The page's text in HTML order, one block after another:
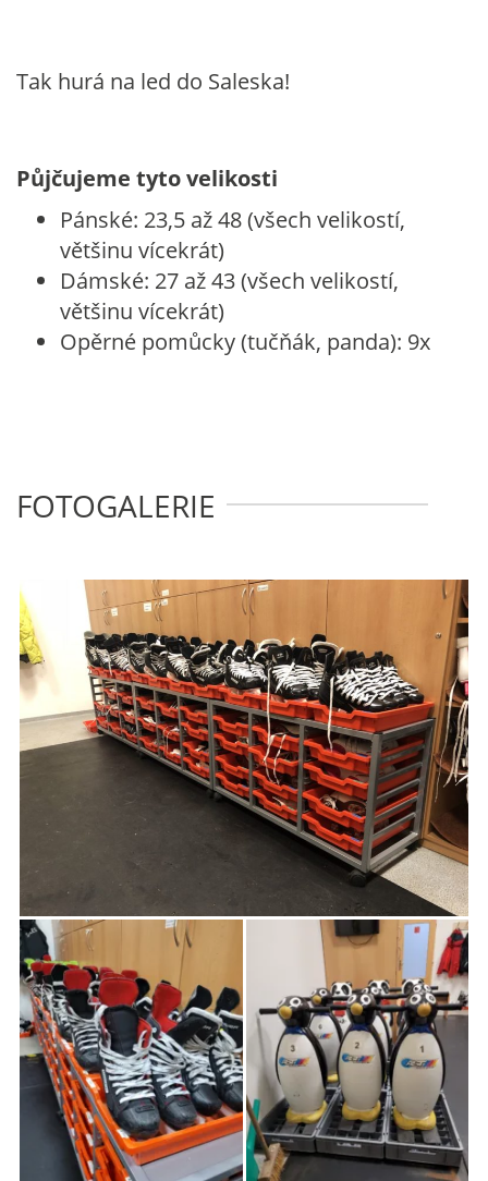
Tak hurá na led do Saleska!
Půjčujeme tyto velikosti
Pánské: 23,5 až 48 (všech velikostí,
většinu vícekrát)
Dámské: 27 až 43 (všech velikostí,
většinu vícekrát)
Opěrné pomůcky (tučňák, panda): 9x
FOTOGALERIE